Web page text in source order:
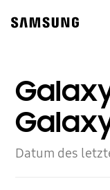
content
accessibility
Datum des